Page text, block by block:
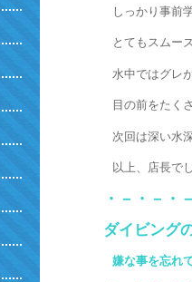
しっかり事前
とてもスムー
水中ではグレ
目の前をたく
次回は深い水
以上、店長で
・－・－・
ダイビング
嫌な事を忘れ